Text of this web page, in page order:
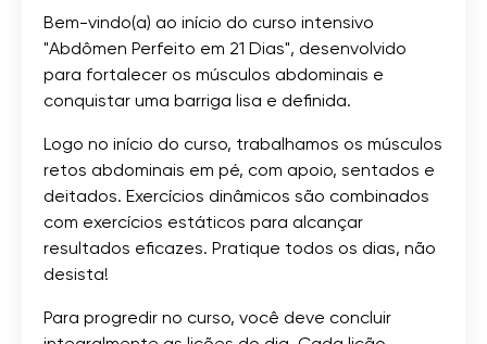
Bem-vindo(a) ao início do curso intensivo
"Abdômen Perfeito em 21 Dias", desenvolvido
para fortalecer os músculos abdominais e
conquistar uma barriga lisa e definida.
Logo no início do curso, trabalhamos os músculos
retos abdominais em pé, com apoio, sentados e
deitados. Exercícios dinâmicos são combinados
com exercícios estáticos para alcançar
resultados eficazes. Pratique todos os dias, não
desista!
Para progredir no curso, você deve concluir